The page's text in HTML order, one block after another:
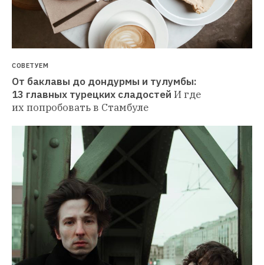
СОВЕТУЕМ
От баклавы до дондурмы и тулумбы:
13 главных турецких сладостей И где
их попробовать в Стамбуле